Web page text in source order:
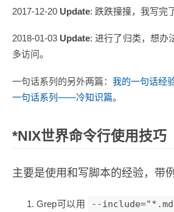
2017-12-20 Update: 跌跌撞撞，我写完
2018-01-03 Update: 进行了归类，想办
多访问。
一句话系列的另外两篇： 我的一句话经
一句话系列——冷知识篇。
*NIX世界命令行使用技巧
主要是使用和写脚本的经验，带例
Grep可以用 --